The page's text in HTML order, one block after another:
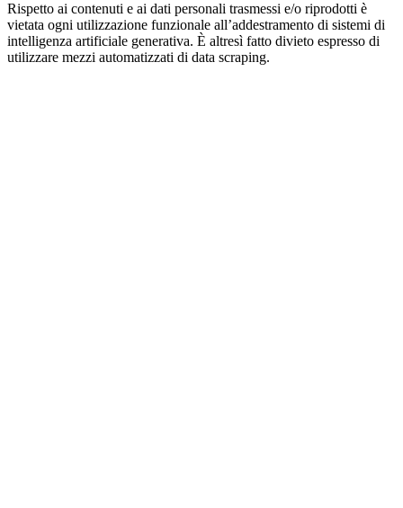
Rispetto ai contenuti e ai dati personali trasmessi e/o riprodotti è
vietata ogni utilizzazione funzionale all’addestramento di sistemi di
intelligenza artificiale generativa. È altresì fatto divieto espresso di
utilizzare mezzi automatizzati di data scraping.